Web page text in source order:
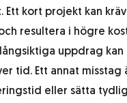
Ett kort projekt kan
resultera i högre
uppdrag
tid. Ett annat misstag
eller sätta